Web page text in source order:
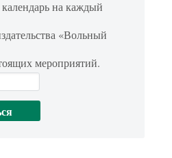
на каждый
«Вольный
мероприятий.